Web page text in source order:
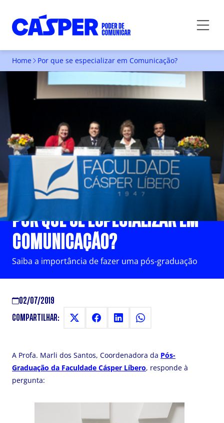
Home Por que se especializar em Comunicação?
POR QUE SE ESPECIALIZAR EM
COMUNICAÇÃO?
Saiba a importância de fazer uma pós-graduação
02/07/2019
COMPARTILHAR:
A Profa. Marli dos Santos, Coordenadora da Pós-
Graduação da Faculdade Cásper Líbero, responde à
pergunta: